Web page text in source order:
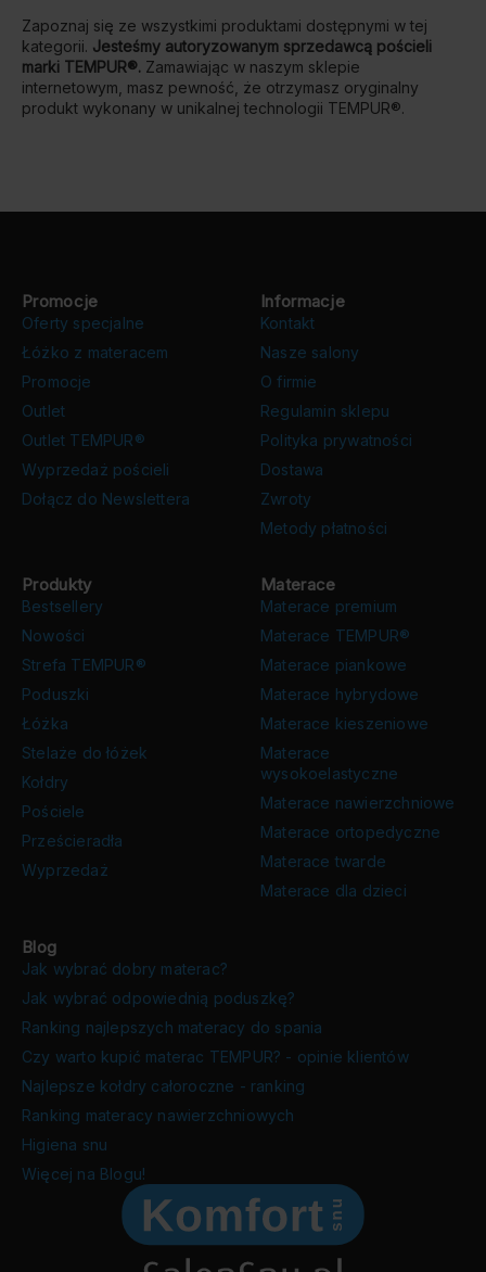
Zapoznaj się ze wszystkimi produktami dostępnymi w tej
kategorii. Jesteśmy autoryzowanym sprzedawcą pościeli
marki TEMPUR®. Zamawiając w naszym sklepie
internetowym, masz pewność, że otrzymasz oryginalny
produkt wykonany w unikalnej technologii TEMPUR®.
Promocje
Oferty specjalne
Łóżko z materacem
Promocje
Outlet
Outlet TEMPUR®
Wyprzedaż pościeli
Dołącz do Newslettera
Informacje
Kontakt
Nasze salony
O firmie
Regulamin sklepu
Polityka prywatności
Dostawa
Zwroty
Metody płatności
Produkty
Bestsellery
Nowości
Strefa TEMPUR®
Poduszki
Łóżka
Stelaże do łóżek
Kołdry
Pościele
Prześcieradła
Wyprzedaż
Materace
Materace premium
Materace TEMPUR®
Materace piankowe
Materace hybrydowe
Materace kieszeniowe
Materace
wysokoelastyczne
Materace nawierzchniowe
Materace ortopedyczne
Materace twarde
Materace dla dzieci
Blog
Jak wybrać dobry materac?
Jak wybrać odpowiednią poduszkę?
Ranking najlepszych materacy do spania
Czy warto kupić materac TEMPUR? - opinie klientów
Najlepsze kołdry całoroczne - ranking
Ranking materacy nawierzchniowych
Higiena snu
Więcej na Blogu!